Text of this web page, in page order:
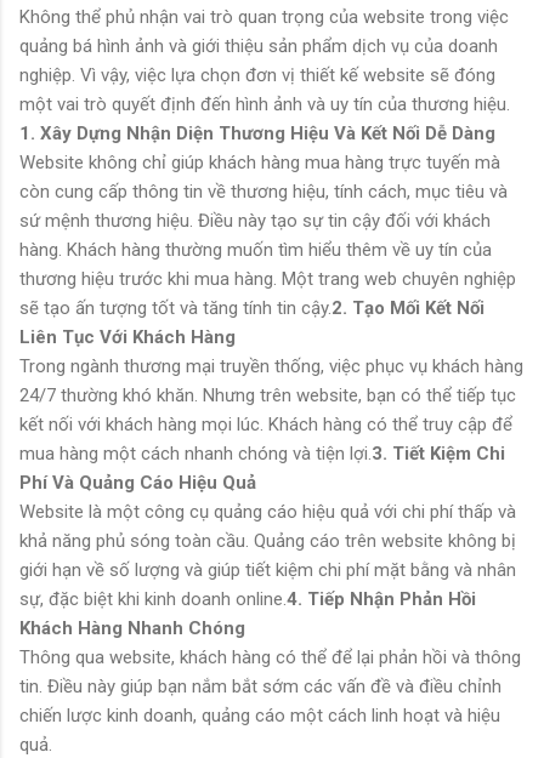
Không thể phủ nhận vai trò quan trọng của website trong việc
quảng bá hình ảnh và giới thiệu sản phẩm dịch vụ của doanh
nghiệp. Vì vậy, việc lựa chọn đơn vị thiết kế website sẽ đóng
một vai trò quyết định đến hình ảnh và uy tín của thương hiệu.
1. Xây Dựng Nhận Diện Thương Hiệu Và Kết Nối Dễ Dàng
Website không chỉ giúp khách hàng mua hàng trực tuyến mà
còn cung cấp thông tin về thương hiệu, tính cách, mục tiêu và
sứ mệnh thương hiệu. Điều này tạo sự tin cậy đối với khách
hàng. Khách hàng thường muốn tìm hiểu thêm về uy tín của
thương hiệu trước khi mua hàng. Một trang web chuyên nghiệp
sẽ tạo ấn tượng tốt và tăng tính tin cậy.2. Tạo Mối Kết Nối
Liên Tục Với Khách Hàng
Trong ngành thương mại truyền thống, việc phục vụ khách hàng
24/7 thường khó khăn. Nhưng trên website, bạn có thể tiếp tục
kết nối với khách hàng mọi lúc. Khách hàng có thể truy cập để
mua hàng một cách nhanh chóng và tiện lợi.3. Tiết Kiệm Chi
Phí Và Quảng Cáo Hiệu Quả
Website là một công cụ quảng cáo hiệu quả với chi phí thấp và
khả năng phủ sóng toàn cầu. Quảng cáo trên website không bị
giới hạn về số lượng và giúp tiết kiệm chi phí mặt bằng và nhân
sự, đặc biệt khi kinh doanh online.4. Tiếp Nhận Phản Hồi
Khách Hàng Nhanh Chóng
Thông qua website, khách hàng có thể để lại phản hồi và thông
tin. Điều này giúp bạn nắm bắt sớm các vấn đề và điều chỉnh
chiến lược kinh doanh, quảng cáo một cách linh hoạt và hiệu
quả.